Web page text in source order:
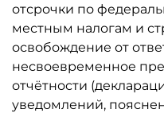
отсрочки по
местным налогам и
освобождение от
несвоевременное
отчётности
уведомлений,